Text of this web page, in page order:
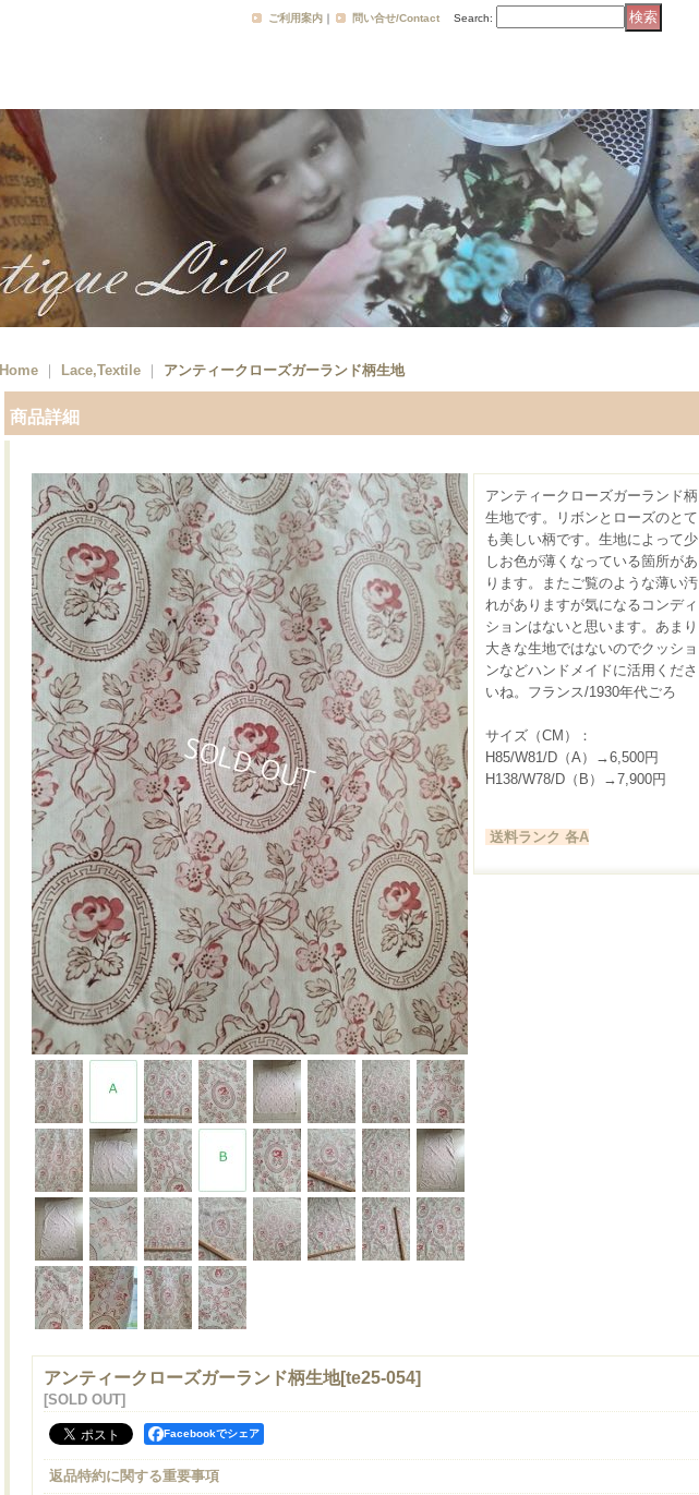
ご利用案内 ｜ 問い合せ/Contact Search:
Home Lace,Textile アンティークローズガーランド柄生地
商品詳細
アンティークローズガーランド柄
生地です。リボンとローズのとて
も美しい柄です。生地によって少
しお色が薄くなっている箇所があ
ります。またご覧のような薄い汚
れがありますが気になるコンディ
ションはないと思います。あまり
大きな生地ではないのでクッショ
ンなどハンドメイドに活用くださ
いね。フランス/1930年代ごろ
サイズ（CM）：
H85/W81/D（A）→6,500円
H138/W78/D（B）→7,900円
送料ランク 各A
アンティークローズガーランド柄生地[te25-054]
[SOLD OUT]
Facebookでシェア
返品特約に関する重要事項